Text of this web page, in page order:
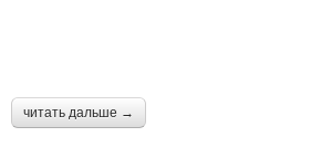
читать дальше →